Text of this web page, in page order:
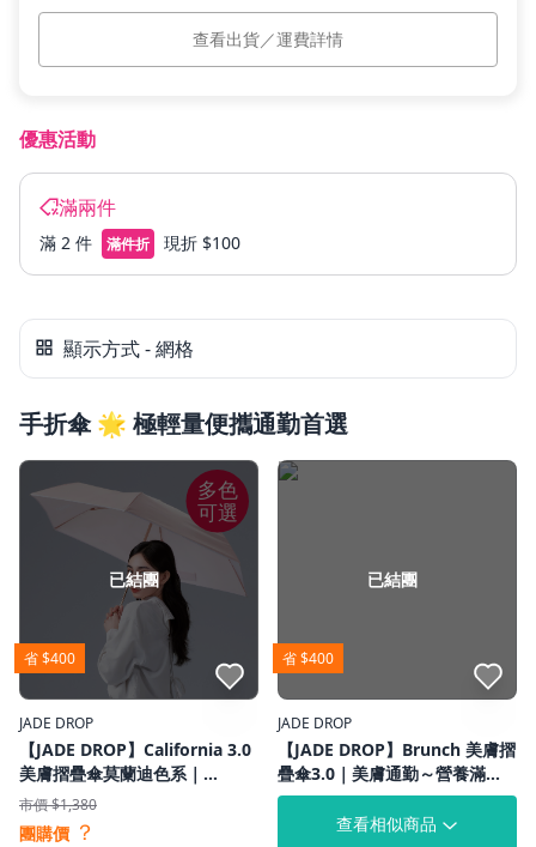
新品快遞
本島運費
$0
訂單付款完成後 3 個工作日內依訂單順序出貨。
查看出貨／運費詳情
優惠活動
滿兩件
滿 2 件 滿件折 現折 $100
顯示方式 - 網格
手折傘 🌟 極輕量便攜通勤首選
省 $400
多色
可選
已結團
點我收藏
JADE DROP
【JADE DROP】California 3.0
美膚摺疊傘莫蘭迪色系｜
UPF1000+｜輕量便攜美膚通勤
市價 $1,380
團購價 ？
省 $400
已結團
JADE DROP
【JADE DROP】Brunch 美膚摺
疊傘3.0｜美膚通勤～營養滿
分！專利抗UV UPF1000+
查看相似商品